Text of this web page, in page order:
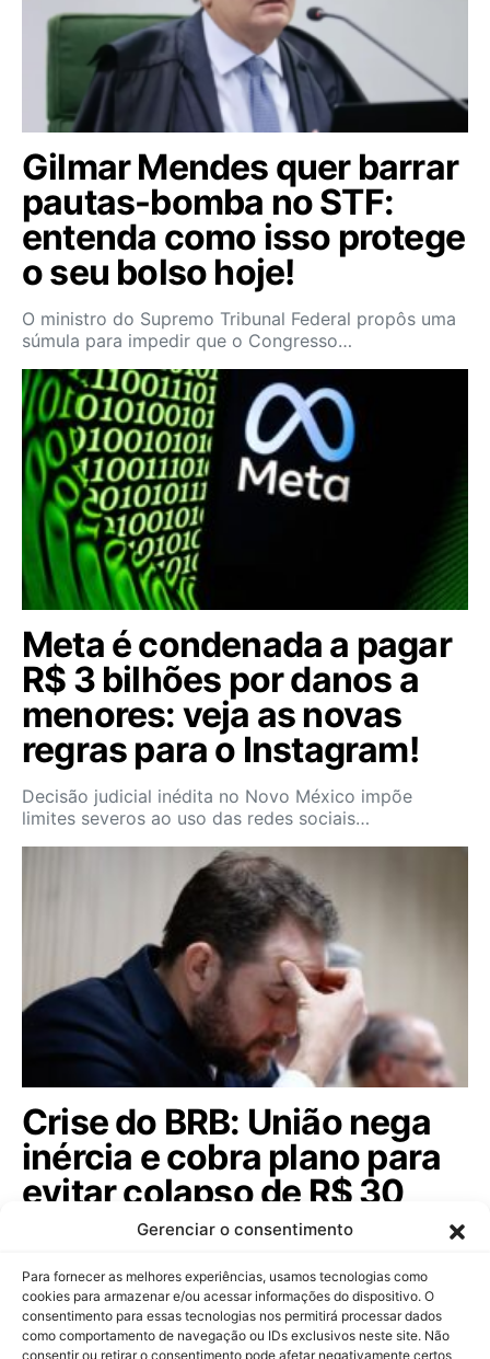
Gerenciar o consentimento
Para fornecer as melhores experiências, usamos tecnologias como
cookies para armazenar e/ou acessar informações do dispositivo. O
consentimento para essas tecnologias nos permitirá processar dados
como comportamento de navegação ou IDs exclusivos neste site. Não
consentir ou retirar o consentimento pode afetar negativamente certos
Gilmar Mendes quer barrar
pautas-bomba no STF:
entenda como isso protege
o seu bolso hoje!
O ministro do Supremo Tribunal Federal propôs uma
súmula para impedir que o Congresso…
Meta é condenada a pagar
R$ 3 bilhões por danos a
menores: veja as novas
regras para o Instagram!
Decisão judicial inédita no Novo México impõe
limites severos ao uso das redes sociais…
Crise do BRB: União nega
inércia e cobra plano para
evitar colapso de R$ 30
bilhões. Saiba tudo!
Dario Durigan rebate críticas do governo do DF
sobre a crise do BRB e destaca riscos…